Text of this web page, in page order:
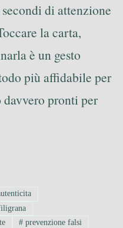
di attenzione
la carta,
è un gesto
più affidabile per
davvero pronti per
# prevenzione falsi